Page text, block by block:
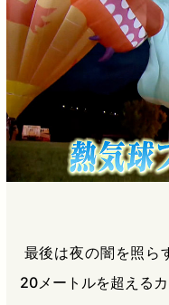
最後は夜の闇を照ら
20メートルを超える